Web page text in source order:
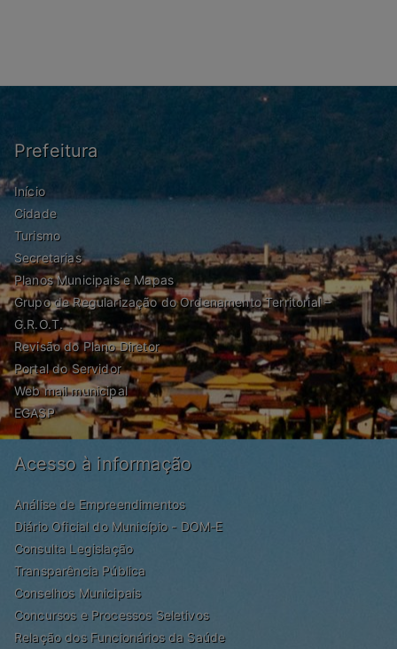
Prefeitura
Início
Cidade
Turismo
Secretarias
Planos Municipais e Mapas
Grupo de Regularização do Ordenamento Territorial –
G.R.O.T.
Revisão do Plano Diretor
Portal do Servidor
Web mail municipal
EGASP
Acesso à informação
Análise de Empreendimentos
Diário Oficial do Município - DOM-E
Consulta Legislação
Transparência Pública
Conselhos Municipais
Concursos e Processos Seletivos
Relação dos Funcionários da Saúde